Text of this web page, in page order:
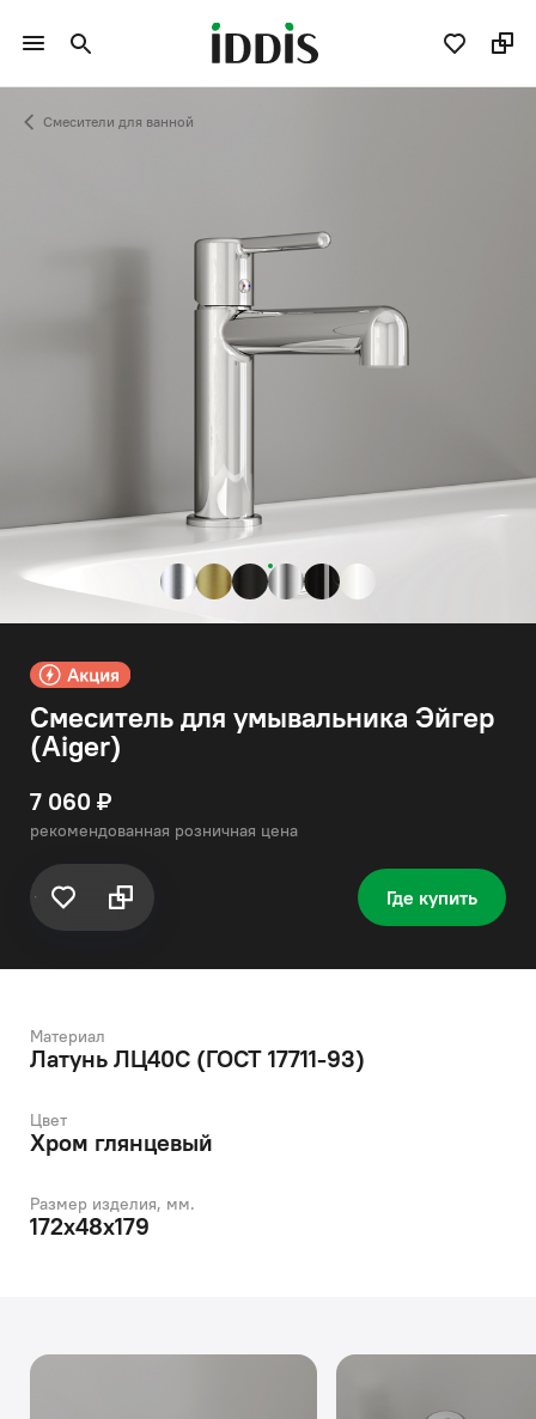
Смесители для ванной
Смеситель для умывальника Эйгер
(Aiger)
7 060 ₽
рекомендованная розничная цена
Где купить
Материал
Латунь ЛЦ40C (ГОСТ 17711-93)
Цвет
Хром глянцевый
Размер изделия, мм.
172x48x179